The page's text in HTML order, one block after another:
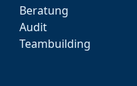
Marcel Weise - IT
Beratung
Audit
Teambuilding